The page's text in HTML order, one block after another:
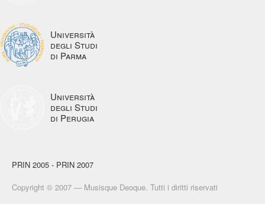
Università
degli Studi
di Parma
Università
degli Studi
di Perugia
PRIN 2005 - PRIN 2007
Copyright © 2007 — Musisque Deoque. Tutti i diritti riservati